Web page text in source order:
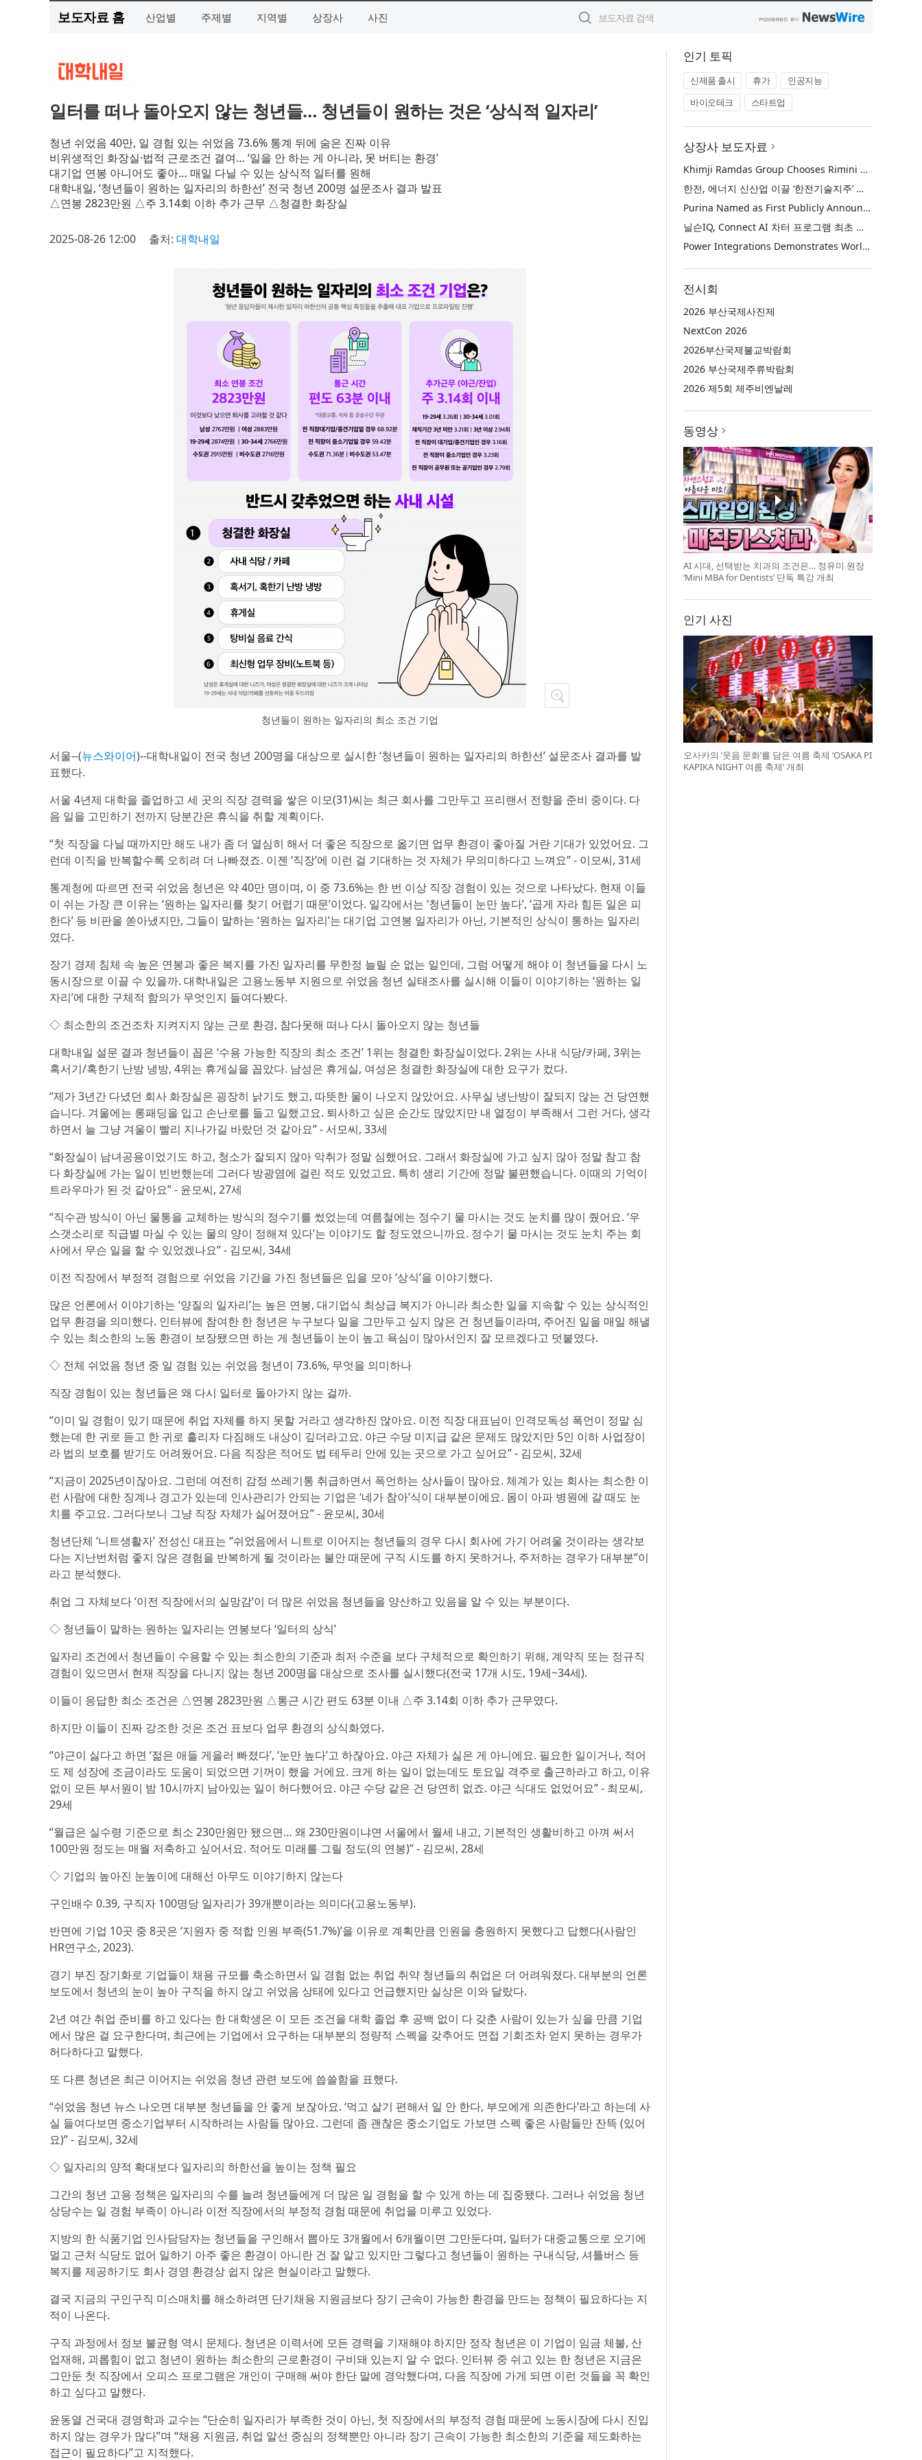
보도자료 홈 산업별 주제별 지역별 상장사 사진
일터를 떠나 돌아오지 않는 청년들… 청년들이 원하는 것은 ‘상식적 일자리’
청년 쉬었음 40만, 일 경험 있는 쉬었음 73.6% 통계 뒤에 숨은 진짜 이유
비위생적인 화장실·법적 근로조건 결여… ‘일을 안 하는 게 아니라, 못 버티는 환경’
대기업 연봉 아니어도 좋아… 매일 다닐 수 있는 상식적 일터를 원해
대학내일, ‘청년들이 원하는 일자리의 하한선’ 전국 청년 200명 설문조사 결과 발표
△연봉 2823만원 △주 3.14회 이하 추가 근무 △청결한 화장실
2025-08-26 12:00 출처: 대학내일
청년들이 원하는 일자리의 최소 조건 기업
서울--(뉴스와이어)--대학내일이 전국 청년 200명을 대상으로 실시한 ‘청년들이 원하는 일자리의 하한선’ 설문조사 결과를 발
표했다.
서울 4년제 대학을 졸업하고 세 곳의 직장 경력을 쌓은 이모(31)씨는 최근 회사를 그만두고 프리랜서 전향을 준비 중이다. 다
음 일을 고민하기 전까지 당분간은 휴식을 취할 계획이다.
“첫 직장을 다닐 때까지만 해도 내가 좀 더 열심히 해서 더 좋은 직장으로 옮기면 업무 환경이 좋아질 거란 기대가 있었어요. 그
런데 이직을 반복할수록 오히려 더 나빠졌죠. 이젠 ‘직장’에 이런 걸 기대하는 것 자체가 무의미하다고 느껴요” - 이모씨, 31세
통계청에 따르면 전국 쉬었음 청년은 약 40만 명이며, 이 중 73.6%는 한 번 이상 직장 경험이 있는 것으로 나타났다. 현재 이들
이 쉬는 가장 큰 이유는 ‘원하는 일자리를 찾기 어렵기 때문’이었다. 일각에서는 ‘청년들이 눈만 높다’, ‘곱게 자라 힘든 일은 피
한다’ 등 비판을 쏟아냈지만, 그들이 말하는 ‘원하는 일자리’는 대기업 고연봉 일자리가 아닌, 기본적인 상식이 통하는 일자리
였다.
장기 경제 침체 속 높은 연봉과 좋은 복지를 가진 일자리를 무한정 늘릴 순 없는 일인데, 그럼 어떻게 해야 이 청년들을 다시 노
동시장으로 이끌 수 있을까. 대학내일은 고용노동부 지원으로 쉬었음 청년 실태조사를 실시해 이들이 이야기하는 ‘원하는 일
자리’에 대한 구체적 함의가 무엇인지 들여다봤다.
◇ 최소한의 조건조차 지켜지지 않는 근로 환경, 참다못해 떠나 다시 돌아오지 않는 청년들
대학내일 설문 결과 청년들이 꼽은 ‘수용 가능한 직장의 최소 조건’ 1위는 청결한 화장실이었다. 2위는 사내 식당/카페, 3위는
혹서기/혹한기 난방 냉방, 4위는 휴게실을 꼽았다. 남성은 휴게실, 여성은 청결한 화장실에 대한 요구가 컸다.
“제가 3년간 다녔던 회사 화장실은 굉장히 낡기도 했고, 따뜻한 물이 나오지 않았어요. 사무실 냉난방이 잘되지 않는 건 당연했
습니다. 겨울에는 롱패딩을 입고 손난로를 들고 일했고요. 퇴사하고 싶은 순간도 많았지만 내 열정이 부족해서 그런 거다, 생각
하면서 늘 그냥 겨울이 빨리 지나가길 바랐던 것 같아요” - 서모씨, 33세
“화장실이 남녀공용이었기도 하고, 청소가 잘되지 않아 악취가 정말 심했어요. 그래서 화장실에 가고 싶지 않아 정말 참고 참
다 화장실에 가는 일이 빈번했는데 그러다 방광염에 걸린 적도 있었고요. 특히 생리 기간에 정말 불편했습니다. 이때의 기억이
트라우마가 된 것 같아요” - 윤모씨, 27세
“직수관 방식이 아닌 물통을 교체하는 방식의 정수기를 썼었는데 여름철에는 정수기 물 마시는 것도 눈치를 많이 줬어요. ‘우
스갯소리로 직급별 마실 수 있는 물의 양이 정해져 있다’는 이야기도 할 정도였으니까요. 정수기 물 마시는 것도 눈치 주는 회
사에서 무슨 일을 할 수 있었겠나요” - 김모씨, 34세
이전 직장에서 부정적 경험으로 쉬었음 기간을 가진 청년들은 입을 모아 ‘상식’을 이야기했다.
많은 언론에서 이야기하는 ‘양질의 일자리’는 높은 연봉, 대기업식 최상급 복지가 아니라 최소한 일을 지속할 수 있는 상식적인
업무 환경을 의미했다. 인터뷰에 참여한 한 청년은 누구보다 일을 그만두고 싶지 않은 건 청년들이라며, 주어진 일을 매일 해낼
수 있는 최소한의 노동 환경이 보장됐으면 하는 게 청년들이 눈이 높고 욕심이 많아서인지 잘 모르겠다고 덧붙였다.
◇ 전체 쉬었음 청년 중 일 경험 있는 쉬었음 청년이 73.6%, 무엇을 의미하나
직장 경험이 있는 청년들은 왜 다시 일터로 돌아가지 않는 걸까.
“이미 일 경험이 있기 때문에 취업 자체를 하지 못할 거라고 생각하진 않아요. 이전 직장 대표님이 인격모독성 폭언이 정말 심
했는데 한 귀로 듣고 한 귀로 흘리자 다짐해도 내상이 깊더라고요. 야근 수당 미지급 같은 문제도 많았지만 5인 이하 사업장이
라 법의 보호를 받기도 어려웠어요. 다음 직장은 적어도 법 테두리 안에 있는 곳으로 가고 싶어요” - 김모씨, 32세
“지금이 2025년이잖아요. 그런데 여전히 감정 쓰레기통 취급하면서 폭언하는 상사들이 많아요. 체계가 있는 회사는 최소한 이
런 사람에 대한 징계나 경고가 있는데 인사관리가 안되는 기업은 ‘네가 참아’식이 대부분이에요. 몸이 아파 병원에 갈 때도 눈
치를 주고요. 그러다보니 그냥 직장 자체가 싫어졌어요” - 윤모씨, 30세
청년단체 ‘니트생활자’ 전성신 대표는 “쉬었음에서 니트로 이어지는 청년들의 경우 다시 회사에 가기 어려울 것이라는 생각보
다는 지난번처럼 좋지 않은 경험을 반복하게 될 것이라는 불안 때문에 구직 시도를 하지 못하거나, 주저하는 경우가 대부분”이
라고 분석했다.
취업 그 자체보다 ‘이전 직장에서의 실망감’이 더 많은 쉬었음 청년들을 양산하고 있음을 알 수 있는 부분이다.
◇ 청년들이 말하는 원하는 일자리는 연봉보다 ‘일터의 상식’
일자리 조건에서 청년들이 수용할 수 있는 최소한의 기준과 최저 수준을 보다 구체적으로 확인하기 위해, 계약직 또는 정규직
경험이 있으면서 현재 직장을 다니지 않는 청년 200명을 대상으로 조사를 실시했다(전국 17개 시도, 19세~34세).
이들이 응답한 최소 조건은 △연봉 2823만원 △통근 시간 편도 63분 이내 △주 3.14회 이하 추가 근무였다.
하지만 이들이 진짜 강조한 것은 조건 표보다 업무 환경의 상식화였다.
“야근이 싫다고 하면 ‘젊은 애들 게을러 빠졌다’, ‘눈만 높다’고 하잖아요. 야근 자체가 싫은 게 아니에요. 필요한 일이거나, 적어
도 제 성장에 조금이라도 도움이 되었으면 기꺼이 했을 거에요. 크게 하는 일이 없는데도 토요일 격주로 출근하라고 하고, 이유
없이 모든 부서원이 밤 10시까지 남아있는 일이 허다했어요. 야근 수당 같은 건 당연히 없죠. 야근 식대도 없었어요” - 최모씨,
29세
“월급은 실수령 기준으로 최소 230만원만 됐으면… 왜 230만원이냐면 서울에서 월세 내고, 기본적인 생활비하고 아껴 써서
100만원 정도는 매월 저축하고 싶어서요. 적어도 미래를 그릴 정도(의 연봉)” - 김모씨, 28세
◇ 기업의 높아진 눈높이에 대해선 아무도 이야기하지 않는다
구인배수 0.39, 구직자 100명당 일자리가 39개뿐이라는 의미다(고용노동부).
반면에 기업 10곳 중 8곳은 ‘지원자 중 적합 인원 부족(51.7%)’을 이유로 계획만큼 인원을 충원하지 못했다고 답했다(사람인
HR연구소, 2023).
경기 부진 장기화로 기업들이 채용 규모를 축소하면서 일 경험 없는 취업 취약 청년들의 취업은 더 어려워졌다. 대부분의 언론
보도에서 청년의 눈이 높아 구직을 하지 않고 쉬었음 상태에 있다고 언급했지만 실상은 이와 달랐다.
2년 여간 취업 준비를 하고 있다는 한 대학생은 이 모든 조건을 대학 졸업 후 공백 없이 다 갖춘 사람이 있는가 싶을 만큼 기업
에서 많은 걸 요구한다며, 최근에는 기업에서 요구하는 대부분의 정량적 스펙을 갖추어도 면접 기회조차 얻지 못하는 경우가
허다하다고 말했다.
또 다른 청년은 최근 이어지는 쉬었음 청년 관련 보도에 씁쓸함을 표했다.
“쉬었음 청년 뉴스 나오면 대부분 청년들을 안 좋게 보잖아요. ‘먹고 살기 편해서 일 안 한다, 부모에게 의존한다’라고 하는데 사
실 들여다보면 중소기업부터 시작하려는 사람들 많아요. 그런데 좀 괜찮은 중소기업도 가보면 스펙 좋은 사람들만 잔뜩 (있어
요)” - 김모씨, 32세
◇ 일자리의 양적 확대보다 일자리의 하한선을 높이는 정책 필요
그간의 청년 고용 정책은 일자리의 수를 늘려 청년들에게 더 많은 일 경험을 할 수 있게 하는 데 집중됐다. 그러나 쉬었음 청년
상당수는 일 경험 부족이 아니라 이전 직장에서의 부정적 경험 때문에 취업을 미루고 있었다.
지방의 한 식품기업 인사담당자는 청년들을 구인해서 뽑아도 3개월에서 6개월이면 그만둔다며, 일터가 대중교통으로 오기에
멀고 근처 식당도 없어 일하기 아주 좋은 환경이 아니란 건 잘 알고 있지만 그렇다고 청년들이 원하는 구내식당, 셔틀버스 등
복지를 제공하기도 회사 경영 환경상 쉽지 않은 현실이라고 말했다.
결국 지금의 구인구직 미스매치를 해소하려면 단기채용 지원금보다 장기 근속이 가능한 환경을 만드는 정책이 필요하다는 지
적이 나온다.
구직 과정에서 정보 불균형 역시 문제다. 청년은 이력서에 모든 경력을 기재해야 하지만 정작 청년은 이 기업이 임금 체불, 산
업재해, 괴롭힘이 없고 청년이 원하는 최소한의 근로환경이 구비돼 있는지 알 수 없다. 인터뷰 중 쉬고 있는 한 청년은 지금은
그만둔 첫 직장에서 오피스 프로그램은 개인이 구매해 써야 한단 말에 경악했다며, 다음 직장에 가게 되면 이런 것들을 꼭 확인
하고 싶다고 말했다.
윤동열 건국대 경영학과 교수는 “단순히 일자리가 부족한 것이 아닌, 첫 직장에서의 부정적 경험 때문에 노동시장에 다시 진입
하지 않는 경우가 많다”며 “채용 지원금, 취업 알선 중심의 정책뿐만 아니라 장기 근속이 가능한 최소한의 기준을 제도화하는
접근이 필요하다”고 지적했다.
인기 토픽
신제품 출시 휴가
인공지능
바이오테크
스타트업
상장사 보도자료
Khimji Ramdas Group Chooses Rimini Street to Reduce SAP Support Costs, Protect 700+ Customizations and Reinvest Savings in Innovation
한전, 에너지 신산업 이끌 ‘한전기술지주’ 공식 출범
Purina Named as First Publicly Announced NIQ ConnectAI Charter Client
닐슨IQ, Connect AI 차터 프로그램 최초 고객사 ‘퓨리나’ 선정
Power Integrations Demonstrates World’s First 2200 V GaN Technology for Next-Era High-Voltage Power Systems
전시회
2026 부산국제사진제
NextCon 2026
2026부산국제불교박람회
2026 부산국제주류박람회
2026 제5회 제주비엔날레
동영상
AI 시대, 선택받는 치과의 조건은… 정유미 원장
‘Mini MBA for Dentists’ 단독 특강 개최
인기 사진
오사카의 ‘웃음 문화’를 담은 여름 축제 ‘OSAKA PI
KAPIKA NIGHT 여름 축제’ 개최